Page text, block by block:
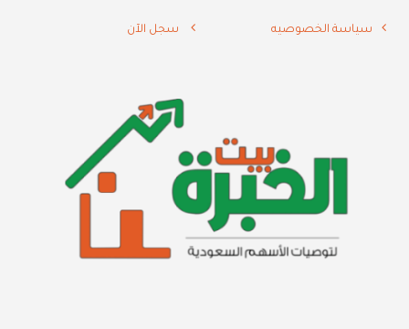
سياسة الخصوصيه سجل الآن